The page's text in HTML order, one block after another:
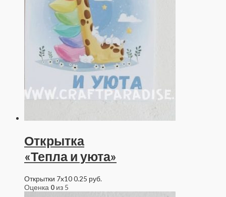
Открытка
«Тепла и уюта»
Открытки 7x100.25 руб.
Оценка 0 из 5